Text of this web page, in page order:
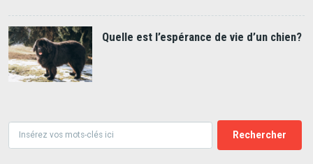
Quelle est l’espérance de vie d’un chien?